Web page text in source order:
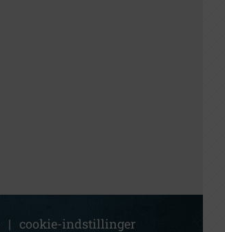
| cookie-indstillinger